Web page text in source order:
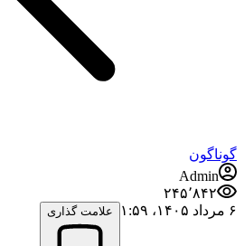
گوناگون
Admin
۲۴۵٬۸۴۲
۶ مرداد ۱۴۰۵،‏ ۱:۵۹
علامت گذاری